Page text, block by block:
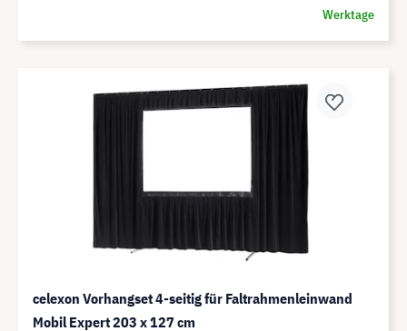
Werktage
celexon Vorhangset 4-seitig für Faltrahmenleinwand
Mobil Expert 203 x 127 cm